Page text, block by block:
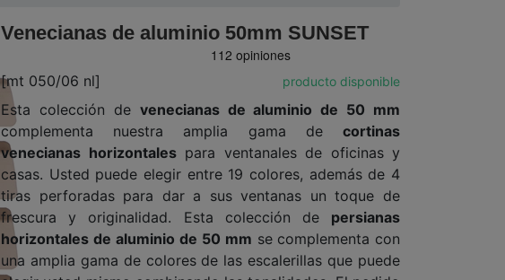
Venecianas de aluminio 50mm SUNSET
[mt 050/06 nl] producto disponible
Esta colección de venecianas de aluminio de 50 mm
complementa nuestra amplia gama de cortinas
venecianas horizontalespara ventanales de oficinas y
casas. Usted puede elegir entre 19 colores, además de 4
tiras perforadas para dar a sus ventanas un toque de
frescura y originalidad. Esta colección de persianas
horizontales de aluminio de 50 mm se complementa con
una amplia gama de colores de las escalerillas que puede